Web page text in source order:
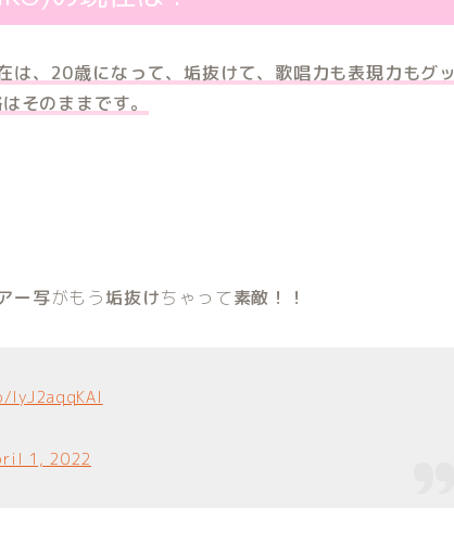
は、20歳になって、垢抜けて、歌唱力も表現力もグッ
そのままです。
ー写がもう垢抜けちゃって素敵！！
1, 2022